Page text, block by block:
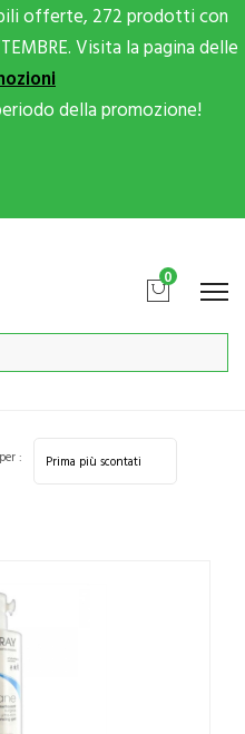
offerte, 272 prodotti con
Visita la pagina delle
della promozione!
0
: